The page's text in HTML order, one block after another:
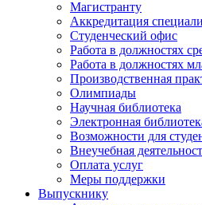
Магистранту
Аккредитация
Студенческий офис
Работа в должностях
Работа в должностях
Производственная
Олимпиады
Научная библиотека
Электронная
Возможности для
Внеучебная
Оплата услуг
Меры поддержки
Выпускнику